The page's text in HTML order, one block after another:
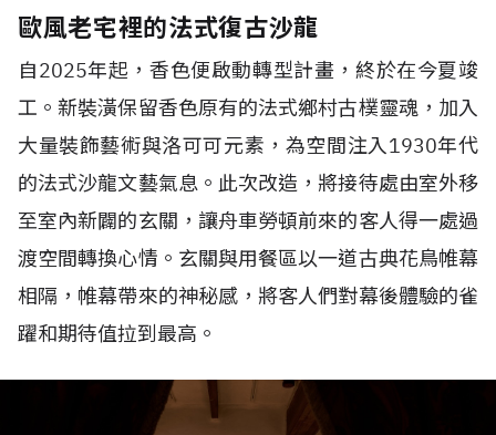
歐風老宅裡的法式復古沙龍
自2025年起，香色便啟動轉型計畫，終於在今夏竣
工。新裝潢保留香色原有的法式鄉村古樸靈魂，加入
大量裝飾藝術與洛可可元素，為空間注入1930年代
的法式沙龍文藝氣息。此次改造，將接待處由室外移
至室內新闢的玄關，讓舟車勞頓前來的客人得一處過
渡空間轉換心情。玄關與用餐區以一道古典花鳥帷幕
相隔，帷幕帶來的神秘感，將客人們對幕後體驗的雀
躍和期待值拉到最高。